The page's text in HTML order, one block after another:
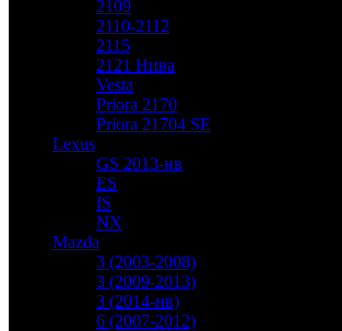
2109
2110-2112
2115
2121 Нива
Vesta
Priora 2170
Priora 21704 SE
Lexus
GS 2013-нв
ES
IS
NX
Mazda
3 (2003-2008)
3 (2009-2013)
3 (2014-нв)
6 (2007-2012)